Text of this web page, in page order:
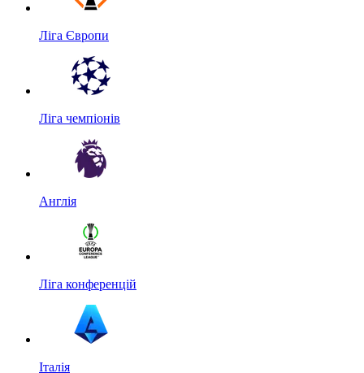
Ліга Європи
Ліга чемпіонів
Англія
Ліга конференцій
Італія